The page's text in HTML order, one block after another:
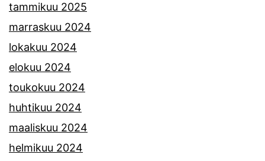
tammikuu 2025
marraskuu 2024
lokakuu 2024
elokuu 2024
toukokuu 2024
huhtikuu 2024
maaliskuu 2024
helmikuu 2024